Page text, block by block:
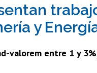
Avanzados en Educación
y Tecnología de
Alimentos
y
valorem entre 1 y